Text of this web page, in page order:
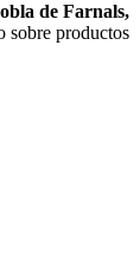
de Farnals,
sobre productos